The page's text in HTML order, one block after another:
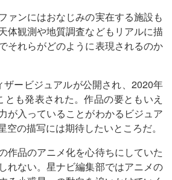
ァンにはおなじみの実在する施設も
体観測や地質調査などもリアルに描
それらがどのように表現されるのか
ービジュアルが公開され、2020年
も発表された。作品の要ともいえ
が入っていることがわかるビジュア
空の描写には期待したいところだ。
作品のアニメ化を心待ちにしていた
れない。星ナビ編集部ではアニメの